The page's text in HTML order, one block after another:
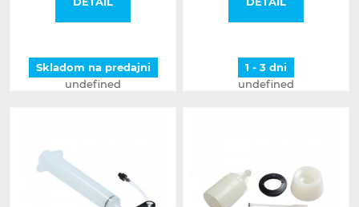
Skladom na predajni
undefined
1 - 3 dni
undefined